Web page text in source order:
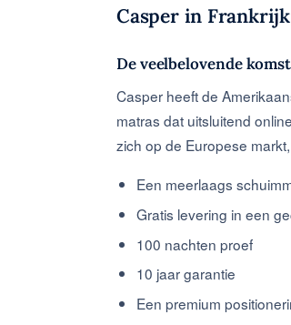
Casper in
De veelbelovende
Casper heeft de
matras dat uitsluitend
zich op de Europese
Een meerlaags
Gratis levering in een
100 nachten proef
10 jaar garantie
Een premium